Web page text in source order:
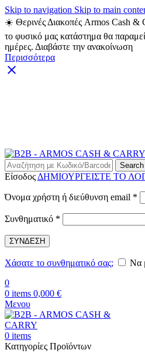
Skip to navigation Skip to main
☀️ Θερινές Διακοπές Armos Cash &
το φυσικό μας κατάστημα θα
ημέρες. Διαβάστε την ανακοίνωση
Περισσότερα
Search
Είσοδος ΔΗΜΙΟΥΡΓΕΙΣΤΕ ΤΟ
Όνομα χρήστη ή διεύθυνση email *
Συνθηματικό *
ΣΥΝΔΕΣΗ
Χάσατε το συνθηματικό σας;
Να
0
0 items 0,000 €
Μενου
0 items
Κατηγορίες Προϊόντων